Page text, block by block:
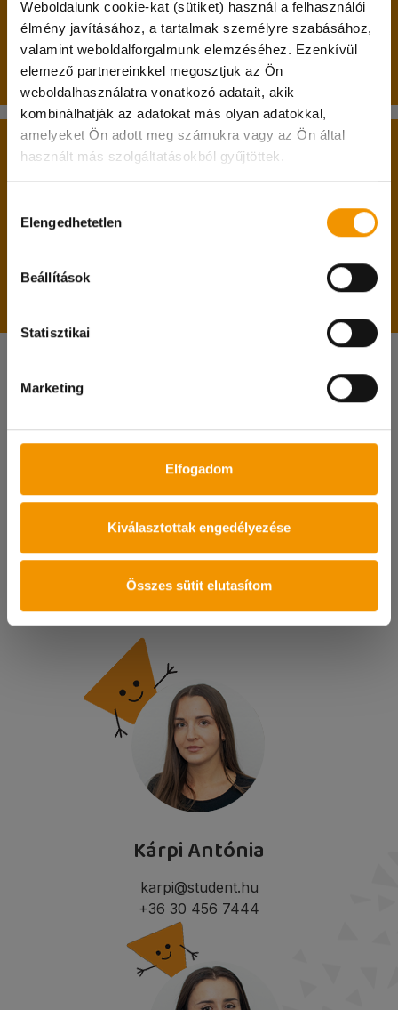
Weboldalunk cookie-kat (sütiket) használ a felhasználói
élmény javításához, a tartalmak személyre szabásához,
valamint weboldalforgalmunk elemzéséhez. Ezenkívül
elemező partnereinkkel megosztjuk az Ön
weboldalhasználatra vonatkozó adatait, akik
kombinálhatják az adatokat más olyan adatokkal,
amelyeket Ön adott meg számukra vagy az Ön által
használt más szolgáltatásokból gyűjtöttek.
kiválasztása
Elengedhetetlen
Beállítások
Statisztikai
Marketing
Elfogadom
Kiválasztottak engedélyezése
Összes sütit elutasítom
Kedves diákok!
A hőségriadóra való tekintettel 07.31. és 08.04.
között irodánk zárva tart!
A diakmunka@student.hu e-mail címen és a
alatt is elértek minket, viszont csak online
ügyintézésre lesz lehetőség.
Megértéseteket köszönjük!
betöltött 17. életév;
nappali tagozatos hallgatói jogviszony.
Passzív féléves hallgatók jelentkezését is várjuk!
A belépéshez feltétlenül hozd magaddal:
lakcímkártyádat;
diákigazolványodat;
TAJ kártyádat;
Ha kérdésed van, szívesen segítünk!
Ha megtetszett egy munka és szeretnél szerződést
kötni, vedd fel velünk a kapcsolatot, vagy hívj
KAPCSOLAT
Kárpi Antónia
karpi@student.hu
+36 30 456 7444